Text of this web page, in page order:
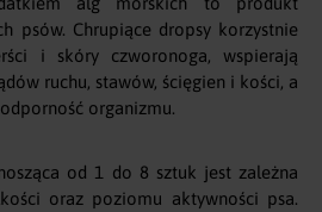
psów. Chrupiące dropsy korzystnie
i skóry czworonoga, wspierają
ruchu, stawów, ścięgien i kości, a
organizmu.
od 1 do 8 sztuk jest zależna
oraz poziomu aktywności psa.